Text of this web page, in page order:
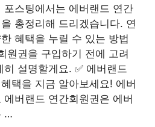
포스팅에서는 에버랜드 연간
총정리해 드리겠습니다. 연
혜택을 누릴 수 있는 방법
원권을 구입하기 전에 고려
설명할게요. ✅ 에버랜드
택을 지금 알아보세요! 에버
버랜드 연간회원권은 에버
…